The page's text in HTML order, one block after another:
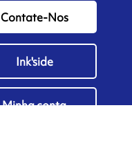
Contate-Nos
Ink'side
Minha conta